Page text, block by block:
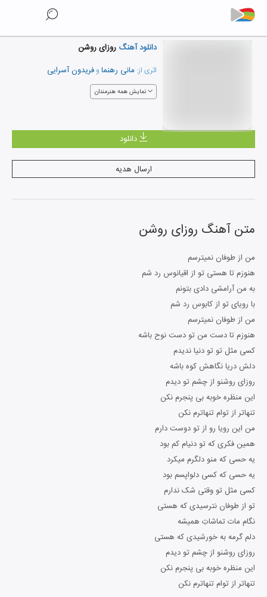
دانلود آهنگ روزای روشن
اثری از: مانی رهنما و فریدون آسرایی
نمایش همه هنرمندان
دانلود
ارسال هدیه
متن آهنگ روزای روشن
من از طوفان نمیترسم
هنوزم تا هستی تو از اقیانوس رد شم
به من آرامشی دادی بتونم
با رویای تو از کابوس رد شم
من از طوفان نمیترسم
هنوزم تا دست من تو دست نوح باشه
کسی مثل تو تو دنیا ندیدم
دلش دریا نگاهش کوه باشه
روزای روشنو از چشم تو دیدم
این منظره خوبه بی پنجرم نکن
تنهاتر از توام تنهاترم نکن
من این رویا رو از تو دوست دارم
همین فکری که تو دنیام کم بود
یه حسی که منو دلگرم میکرد
یه حسی که کسی دلواپسم بود
کسی مثل تو وقتی شک ندارم
تو از طوفان نترسیدی که هستی
نگام مات تماشاتِ همیشه
دلم گرمه به خورشیدی که هستی
روزای روشنو از چشم تو دیدم
این منظره خوبه بی پنجرم نکن
تنهاتر از توام تنهاترم نکن